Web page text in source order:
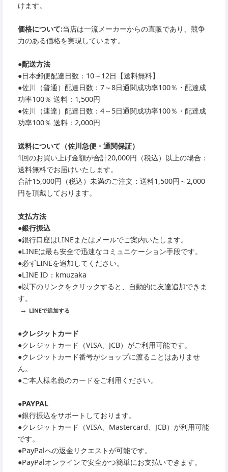
けます。
価格について:当店は一流メーカーからの直販であり、競争
力のある価格を実現しています。
●配送方法
●日本郵便配達日数：10～12日【送料無料】
●佐川（普通）配達日数：7～8日通関成功率100％・配達成
功率100％ 送料：1,500円
●佐川（速達）配達日数：4～5日通関成功率100％・配達成
功率100％ 送料：2,000円
送料について（佐川急便・通関保証）
1回のお買い上げ金額が合計20,000円（税込）以上の場合：
送料無料でお届けいたします。
合計15,000円（税込）未満のご注文：送料1,500円～2,000
円を頂戴しております。
支払方法
●銀行振込
●銀行口座はLINEまたはメールでご案内いたします。
●LINEは最も安全で迅速なコミュニケーション手段です。
●必ずLINEを追加してください。
●LINE ID：kmuzaka
●以下のリンクをクリックすると、自動的に友達追加できま
す。
→ LINEで追加する
●クレジットカード
●クレジットカード（VISA、JCB）がご利用可能です。
●クレジットカード番号がショップに渡ることはありませ
ん。
●ご本人様名義のカードをご利用ください。
●PAYPAL
●銀行振込をサポートしております。
●クレジットカード（VISA、Mastercard、JCB）が利用可能
です。
●PayPalへの返金リクエストが可能です。
●PayPalオンラインで安全かつ簡単にお支払いできます。